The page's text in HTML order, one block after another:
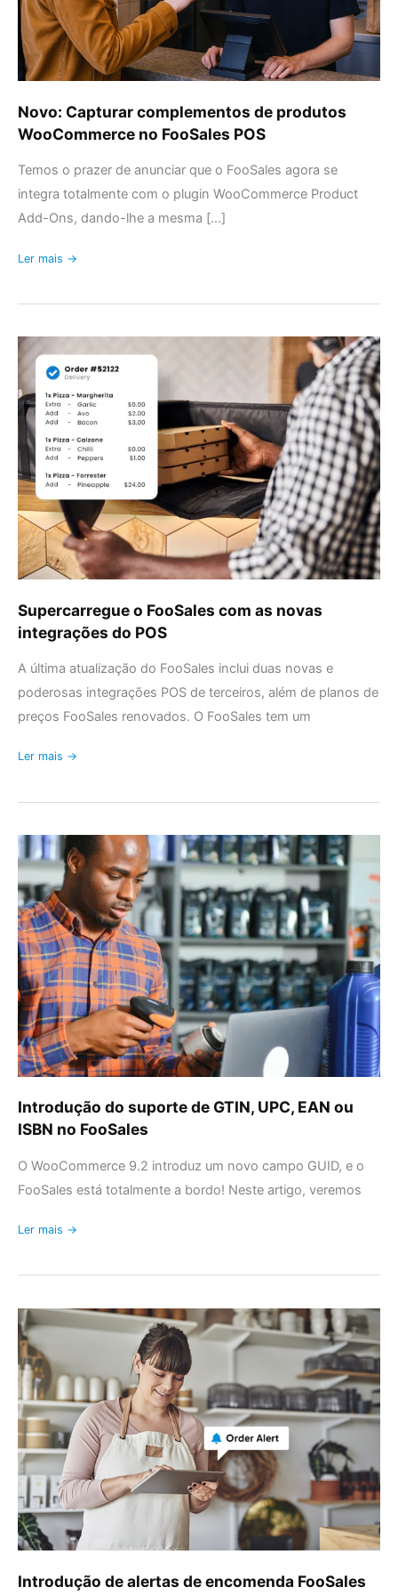
Novo: Capturar complementos de produtos
WooCommerce no FooSales POS
Temos o prazer de anunciar que o FooSales agora se
integra totalmente com o plugin WooCommerce Product
Add-Ons, dando-lhe a mesma [...]
POS
Ler mais →
Supercarregue o FooSales com as novas
integrações do POS
A última atualização do FooSales inclui duas novas e
poderosas integrações POS de terceiros, além de planos de
preços FooSales renovados. O FooSales tem um
Supercarregue
FooSales
com
as
novas
integrações
do
POS
Ler mais →
Introdução do suporte de GTIN, UPC, EAN ou
ISBN no FooSales
O WooCommerce 9.2 introduz um novo campo GUID, e o
FooSales está totalmente a bordo! Neste artigo, veremos
Introdução
do
suporte
de
GTIN,
UPC,
EAN
ou
ISBN
no
FooSales
Ler mais →
Introdução de alertas de encomenda FooSales
Introdução
de
alertas
de
encomenda
FooSales